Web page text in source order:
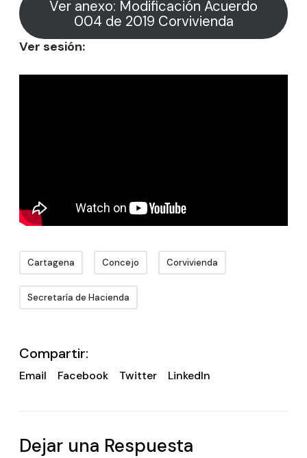
Ver anexo: Modificación Acuerdo
004 de 2019 Corvivienda
Ver sesión:
Cartagena Concejo Corvivienda
Secretaría de Hacienda
Compartir:
Email Facebook Twitter LinkedIn
Dejar una Respuesta